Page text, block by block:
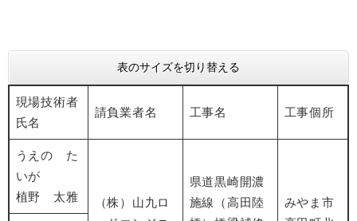
表のサイズを切り替える
現場技術者
氏名
請負業者名 工事名 工事個所
うえの た
いが
植野 太雅
（株）山九ロ
県道黒崎開濃
施線（高田陸
みやま市